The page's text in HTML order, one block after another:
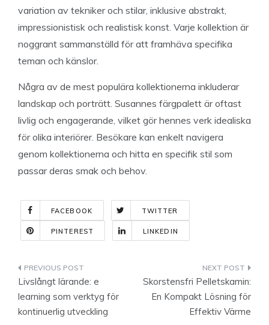
variation av tekniker och stilar, inklusive abstrakt,
impressionistisk och realistisk konst. Varje kollektion är
noggrant sammanställd för att framhäva specifika
teman och känslor.
Några av de mest populära kollektionerna inkluderar
landskap och porträtt. Susannes färgpalett är oftast
livlig och engagerande, vilket gör hennes verk idealiska
för olika interiörer. Besökare kan enkelt navigera
genom kollektionerna och hitta en specifik stil som
passar deras smak och behov.
FACEBOOK TWITTER
PINTEREST LINKEDIN
Indlægsnavigation
Livslångt lärande: e
learning som verktyg för
kontinuerlig utveckling
Skorstensfri Pelletskamin:
En Kompakt Lösning för
Effektiv Värme